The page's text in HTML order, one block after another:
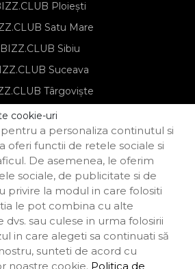
Ploiești
Satu Mare
BIZZ.CLUB Sibiu
Suceava
Târgoviște
Târgu Mureș
Timișoara
privind prelucrarea
datelor personale
de organizare și
participare
de confidențialitate
Termeni și condiții
funcționarea cookie-urilor
cookie-uri
a personaliza continutul si
oferi functii de retele sociale si
De asemenea, le oferim
sociale, de publicitate si de
privire la modul in care folositi
le pot combina cu alte
sau culese in urma folosirii
in care alegeti sa continuati să
sunteti de acord cu
noastre cookie. Politica de